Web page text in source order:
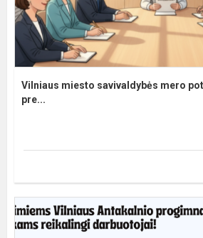
Vilniaus miesto savivaldybės mero
pre...